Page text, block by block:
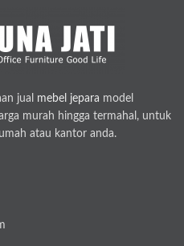
jual mebel jepara model
murah hingga termahal, untuk
atau kantor anda.